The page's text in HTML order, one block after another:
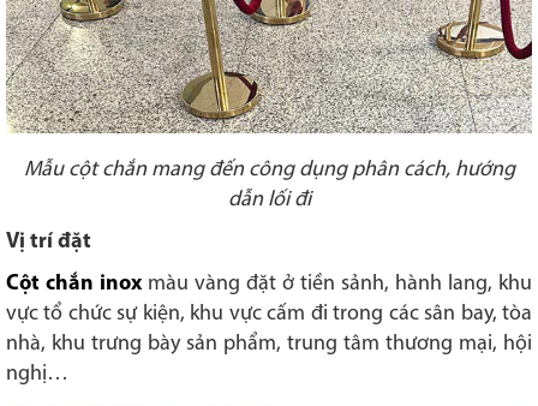
Mẫu cột chắn mang đến công dụng phân cách, hướng
dẫn lối đi
Vị trí đặt
Cột chắn inox màu vàng đặt ở tiền sảnh, hành lang, khu
vực tổ chức sự kiện, khu vực cấm đi trong các sân bay, tòa
nhà, khu trưng bày sản phẩm, trung tâm thương mại, hội
nghị…